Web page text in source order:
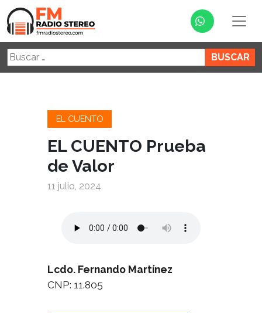
Buscar:
EL CUENTO
EL CUENTO Prueba
de Valor
11 julio, 2024
Lcdo. Fernando Martínez
CNP: 11.805